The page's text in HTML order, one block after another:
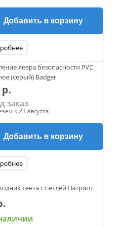
Добавить в корзину
леера безопасности PVC
(серый) Badger
р.
заказ
к 23 августа
Добавить в корзину
тента с петлей Патриот